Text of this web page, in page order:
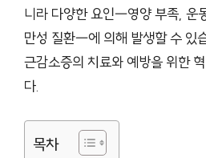
니라 다양한 요인—영양 부족, 운
만성 질환—에 의해 발생할 수 있
근감소증의 치료와 예방을 위한
다.
목차